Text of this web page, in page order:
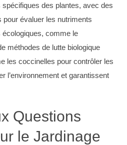
des plantes, avec des
évaluer les nutriments
comme le
méthodes de lutte biologique
les coccinelles pour contrôler les
l’environnement et garantissent
Questions
le Jardinage